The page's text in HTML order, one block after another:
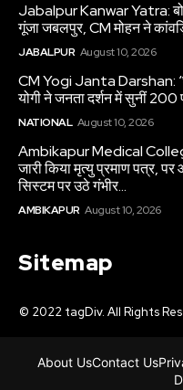
Jabalpur Kanwar Yatra:
गूंजा जबलपुर, CM मोहन ने
JABALPUR August 10, 2026
CM Yogi Janta Darshan:
योगी ने जनता दर्शन में सुनीं 200
NATIONAL August 10, 2026
Ambikapur Medical
जारी किया मृत्यु प्रमाण पत्र, पर
सिस्टम पर उठे गंभीर...
AMBIKAPUR August 10, 2026
Sitemap
© 2022 tagDiv. All Rights
About UsContact Us